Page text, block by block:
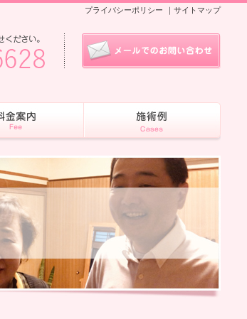
プライバシーポリシー ｜ サイトマップ